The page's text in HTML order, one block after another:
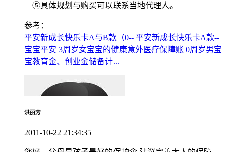
⑤具体规划与购买可以联系当地代理人。
参考：
平安新成长快乐卡A与B款（0-- 平安新成长快乐卡A款--
宝宝平安 3周岁女宝宝的健康意外医疗保障账 0周岁男宝
宝教育金、创业金储备计...
洪丽芳
2011-10-22 21:34:35